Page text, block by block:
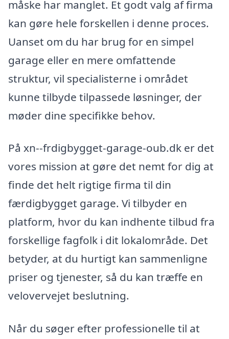
måske har manglet. Et godt valg af firma
kan gøre hele forskellen i denne proces.
Uanset om du har brug for en simpel
garage eller en mere omfattende
struktur, vil specialisterne i området
kunne tilbyde tilpassede løsninger, der
møder dine specifikke behov.
På xn--frdigbygget-garage-oub.dk er det
vores mission at gøre det nemt for dig at
finde det helt rigtige firma til din
færdigbygget garage. Vi tilbyder en
platform, hvor du kan indhente tilbud fra
forskellige fagfolk i dit lokalområde. Det
betyder, at du hurtigt kan sammenligne
priser og tjenester, så du kan træffe en
velovervejet beslutning.
Når du søger efter professionelle til at